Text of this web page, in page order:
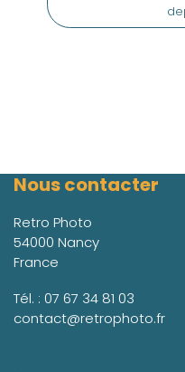
Nous contacter
Retro Photo
54000 Nancy
France
Tél. : 07 67 34 81 03
contact@retrophoto.fr